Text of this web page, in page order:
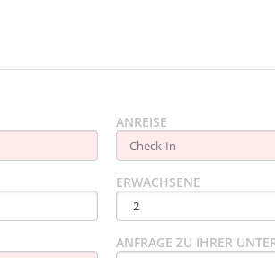
ANREISE
ERWACHSENE
ANFRAGE ZU IHRER